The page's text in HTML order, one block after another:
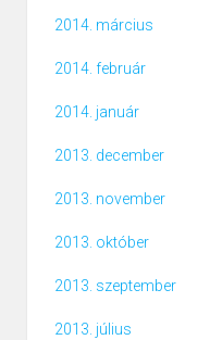
2014. március
2014. február
2014. január
2013. december
2013. november
2013. október
2013. szeptember
2013. július